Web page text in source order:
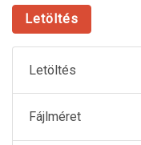
Letöltés
Letöltés
Fájlméret